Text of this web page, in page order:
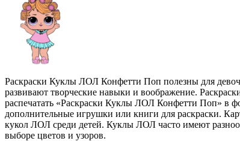
Раскраски Куклы ЛОЛ Конфетти Поп полезны для
развивают творческие навыки и воображение.
распечатать «Раскраски Куклы ЛОЛ Конфетти Поп» в
дополнительные игрушки или книги для раскраски.
кукол ЛОЛ среди детей. Куклы ЛОЛ часто имеют
выборе цветов и узоров.